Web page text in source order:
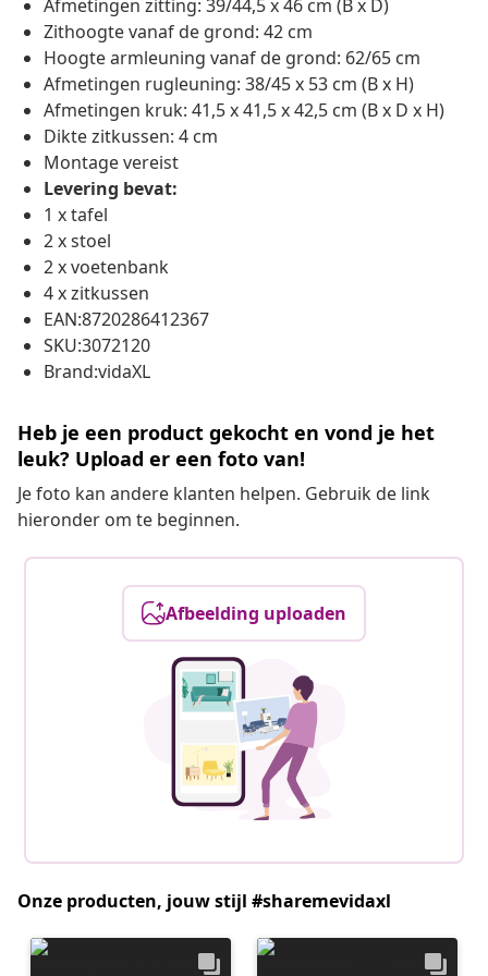
Afmetingen zitting: 39/44,5 x 46 cm (B x D)
Zithoogte vanaf de grond: 42 cm
Hoogte armleuning vanaf de grond: 62/65 cm
Afmetingen rugleuning: 38/45 x 53 cm (B x H)
Afmetingen kruk: 41,5 x 41,5 x 42,5 cm (B x D x H)
Dikte zitkussen: 4 cm
Montage vereist
Levering bevat:
1 x tafel
2 x stoel
2 x voetenbank
4 x zitkussen
EAN:8720286412367
SKU:3072120
Brand:vidaXL
Heb je een product gekocht en vond je het
leuk? Upload er een foto van!
Je foto kan andere klanten helpen. Gebruik de link
hieronder om te beginnen.
Afbeelding uploaden
Onze producten, jouw stijl #sharemevidaxl